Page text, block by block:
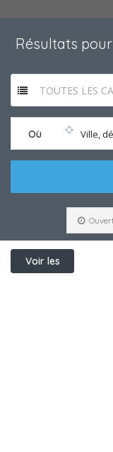
Résultats pour
TOUTES LES
Où Ville,
Voir les